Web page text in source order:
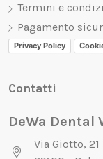
Termini e
Pagamento
Privacy Policy
Contatti
DeWa Dental
Via Giotto, 21